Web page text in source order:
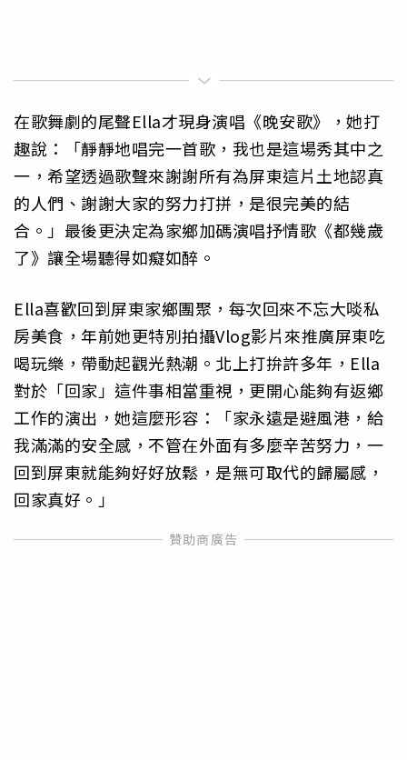
在歌舞劇的尾聲Ella才現身演唱《晚安歌》，她打
趣說：「靜靜地唱完一首歌，我也是這場秀其中之
一，希望透過歌聲來謝謝所有為屏東這片土地認真
的人們、謝謝大家的努力打拼，是很完美的結
合。」最後更決定為家鄉加碼演唱抒情歌《都幾歲
了》讓全場聽得如癡如醉。
Ella喜歡回到屏東家鄉團聚，每次回來不忘大啖私
房美食，年前她更特別拍攝Vlog影片來推廣屏東吃
喝玩樂，帶動起觀光熱潮。北上打拚許多年，Ella
對於「回家」這件事相當重視，更開心能夠有返鄉
工作的演出，她這麼形容：「家永遠是避風港，給
我滿滿的安全感，不管在外面有多麼辛苦努力，一
回到屏東就能夠好好放鬆，是無可取代的歸屬感，
回家真好。」